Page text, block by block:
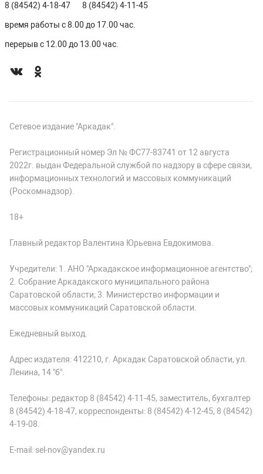
8 (84542) 4-18-47 8 (84542) 4-11-45
время работы с 8.00 до 17.00 час.
перерыв с 12.00 до 13.00 час.
Сетевое издание "Аркадак".
Регистрационный номер Эл № ФС77-83741 от 12 августа
2022г. выдан Федеральной службой по надзору в сфере связи,
информационных технологий и массовых коммуникаций
(Роскомнадзор).
18+
Главный редактор Валентина Юрьевна Евдокимова.
Учредители: 1. АНО "Аркадакское информационное агентство";
2. Собрание Аркадакского муниципального района
Саратовской области; 3. Министерство информации и
массовых коммуникаций Саратовской области.
Ежедневный выход.
Адрес издателя: 412210, г. Аркадак Саратовской области, ул.
Ленина, 14 "б".
Телефоны: редактор 8 (84542) 4-11-45, заместитель, бухгалтер
8 (84542) 4-18-47, корреспонденты: 8 (84542) 4-12-45, 8 (84542)
4-19-08.
E-mail: sel-nov@yandex.ru